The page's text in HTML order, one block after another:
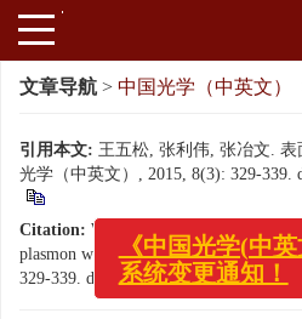
文章导航 > 中国光学（中英文）
引用本文: 王五松, 张利伟, 张冶文.
光学（中英文）, 2015, 8(3): 329-339.
Citation: WANG Wu-song, ZHANG
plasmon waveguide and its
329-339. doi: 10.3788/
《中国光学(中英
系统变更通知！